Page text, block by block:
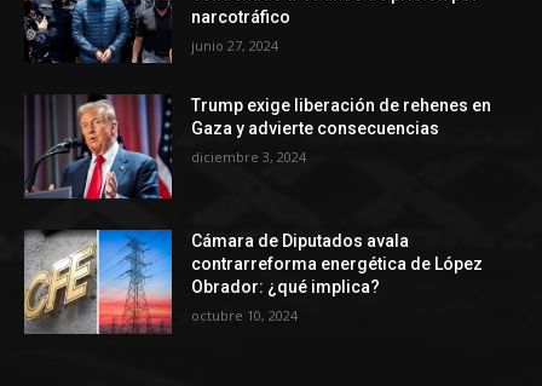
narcotráfico
junio 27, 2024
Trump exige liberación de rehenes en
Gaza y advierte consecuencias
diciembre 3, 2024
Cámara de Diputados avala
contrarreforma energética de López
Obrador: ¿qué implica?
octubre 10, 2024